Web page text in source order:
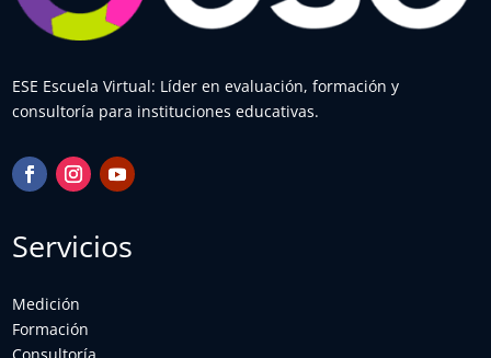
ESE Escuela Virtual: Líder en evaluación, formación y
consultoría para instituciones educativas.
Servicios
Medición
Formación
Consultoría